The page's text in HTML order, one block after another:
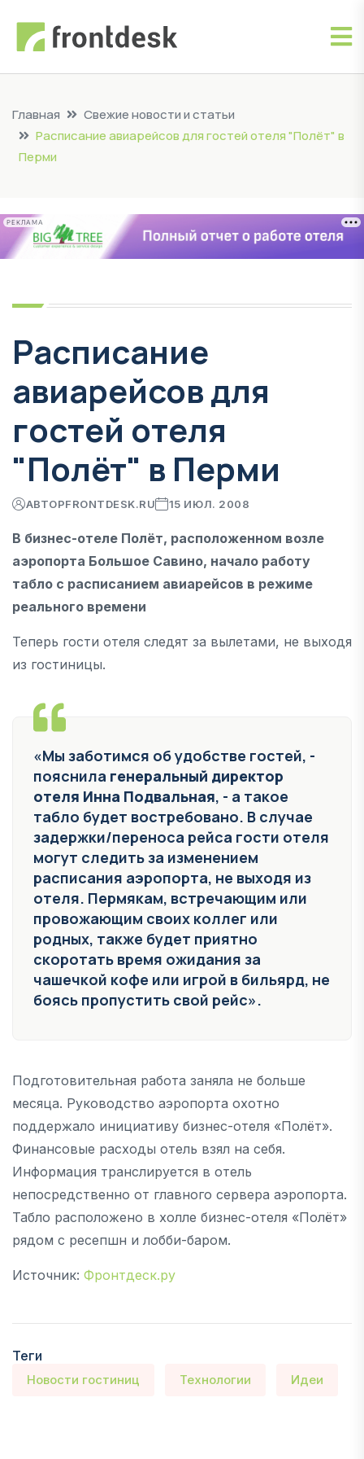
Главная
Свежие новости и статьи
Расписание авиарейсов для гостей отеля "Полёт" в
Перми
РЕКЛАМА
Расписание
авиарейсов для
гостей отеля
"Полёт" в Перми
АВТОРFRONTDESK.RU 15 ИЮЛ. 2008
В бизнес-отеле Полёт, расположенном возле
аэропорта Большое Савино, начало работу
табло с расписанием авиарейсов в режиме
реального времени
Теперь гости отеля следят за вылетами, не выходя
из гостиницы.
«Мы заботимся об удобстве гостей, -
пояснила генеральный директор
отеля Инна Подвальная, - а такое
табло будет востребовано. В случае
задержки/переноса рейса гости отеля
могут следить за изменением
расписания аэропорта, не выходя из
отеля. Пермякам, встречающим или
провожающим своих коллег или
родных, также будет приятно
скоротать время ожидания за
чашечкой кофе или игрой в бильярд, не
боясь пропустить свой рейс».
Подготовительная работа заняла не больше
месяца. Руководство аэропорта охотно
поддержало инициативу бизнес-отеля «Полёт».
Финансовые расходы отель взял на себя.
Информация транслируется в отель
непосредственно от главного сервера аэропорта.
Табло расположено в холле бизнес-отеля «Полёт»
рядом с ресепшн и лобби-баром.
Источник: Фронтдеск.ру
Теги
Новости гостиниц Технологии Идеи